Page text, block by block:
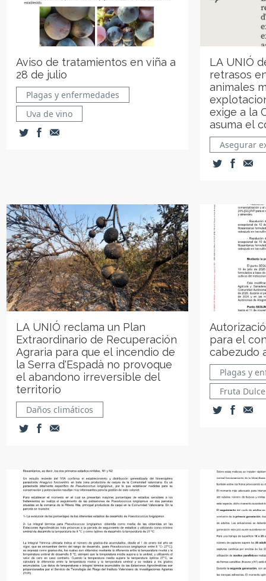
Aviso de tratamientos en viña a
28 de julio
Plagas y enfermedades
Uva de vino
LA UNIÓ
retrasos
animales
exige a la
asuma el
Asegurar
LA UNIÓ reclama un Plan
Extraordinario de Recuperación
Agraria para que el incendio de
la Serra d'Espadà no provoque
el abandono irreversible del
territorio
Daños climáticos
para el
cabezudo
Plagas y
Fruta Dulce